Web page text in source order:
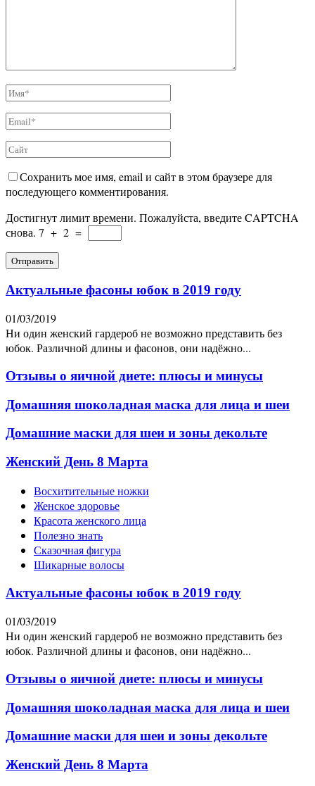
Сохранить мое имя, email и сайт в этом браузере для
последующего комментирования.
Достигнут лимит времени. Пожалуйста, введите CAPTCHA
снова. 7 + 2 =
Актуальные фасоны юбок в 2019 году
01/03/2019
Ни один женский гардероб не возможно представить без
юбок. Различной длины и фасонов, они надёжно...
Отзывы о яичной диете: плюсы и минусы
Домашняя шоколадная маска для лица и шеи
Домашние маски для шеи и зоны декольте
Женский День 8 Марта
Восхитительные ножки
Женское здоровье
Красота женского лица
Полезно знать
Сказочная фигура
Шикарные волосы
Актуальные фасоны юбок в 2019 году
01/03/2019
Ни один женский гардероб не возможно представить без
юбок. Различной длины и фасонов, они надёжно...
Отзывы о яичной диете: плюсы и минусы
Домашняя шоколадная маска для лица и шеи
Домашние маски для шеи и зоны декольте
Женский День 8 Марта